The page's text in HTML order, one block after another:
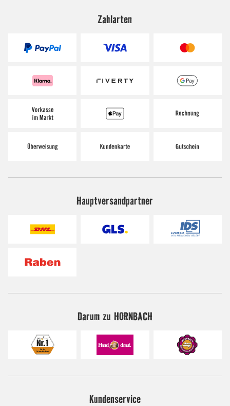
Zahlarten
Hauptversandpartner
Darum zu HORNBACH
Kundenservice